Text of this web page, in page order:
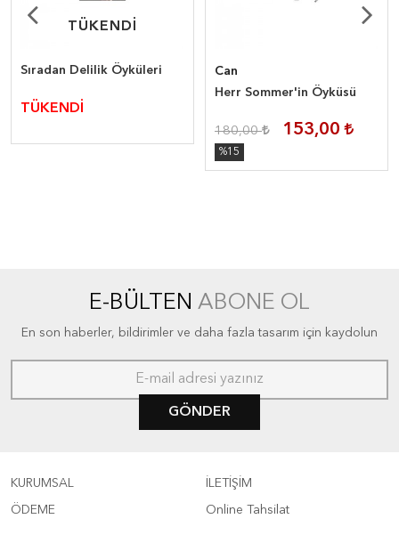
TÜKENDİ
TÜKENDİ
Sıradan Delilik Öyküleri
TÜKENDİ
Can
Herr Sommer'in Öyküsü
180,00 153,00
%15
E-BÜLTEN ABONE OL
En son haberler, bildirimler ve daha fazla tasarım için kaydolun
GÖNDER
KURUMSAL
ÖDEME
İLETİŞİM
Online Tahsilat